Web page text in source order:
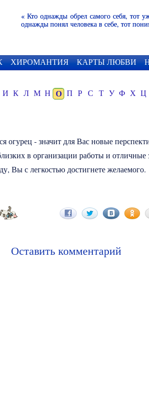
« Кто однажды обрел самого себя, тот
однажды понял человека в себе, тот
ХИРОМАНТИЯ КАРТЫ ЛЮБВИ
И К Л М Н О П Р С Т У Ф Х Ц
огурец - значит для Вас новые
в организации работы и отличные
Вы с легкостью достигнете желаемого.
Оставить комментарий